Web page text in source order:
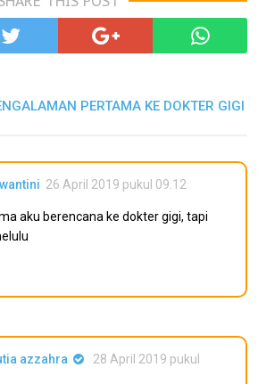
PERTAMA KE DOKTER GIGI
26 April 2019 pukul 09.12
aku berencana ke dokter gigi, tapi
azzahra
28 April 2019 pukul